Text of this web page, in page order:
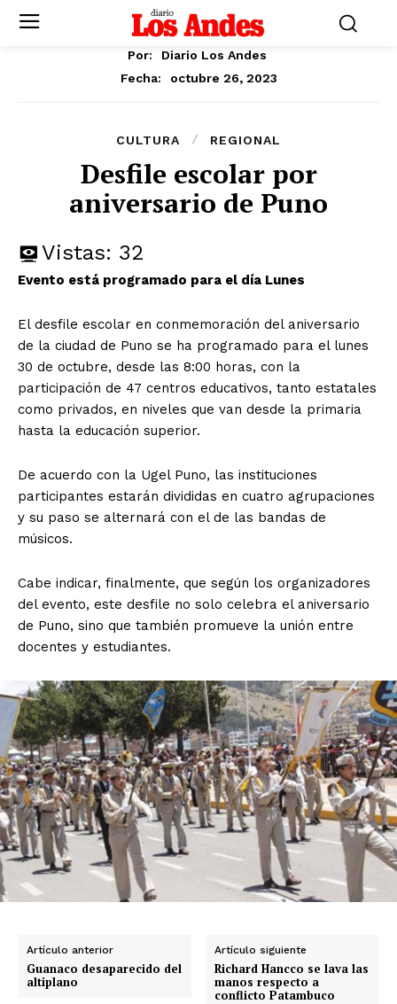
Por:
Diario Los Andes
Fecha:
octubre 26, 2023
CULTURA REGIONAL
Desfile escolar por
aniversario de Puno
Vistas: 32
Evento está programado para el día Lunes
El desfile escolar en conmemoración del aniversario
de la ciudad de Puno se ha programado para el lunes
30 de octubre, desde las 8:00 horas, con la
participación de 47 centros educativos, tanto estatales
como privados, en niveles que van desde la primaria
hasta la educación superior.
De acuerdo con la Ugel Puno, las instituciones
participantes estarán divididas en cuatro agrupaciones
y su paso se alternará con el de las bandas de
músicos.
Cabe indicar, finalmente, que según los organizadores
del evento, este desfile no solo celebra el aniversario
de Puno, sino que también promueve la unión entre
docentes y estudiantes.
Artículo anterior
Guanaco desaparecido del
altiplano
Artículo siguiente
Richard Hancco se lava las
manos respecto a
conflicto Patambuco